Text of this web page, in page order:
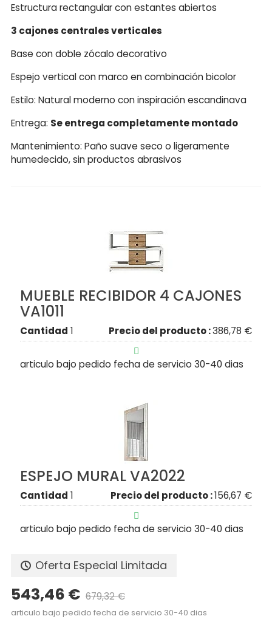
Estructura rectangular con estantes abiertos
3 cajones centrales verticales
Base con doble zócalo decorativo
Espejo vertical con marco en combinación bicolor
Estilo: Natural moderno con inspiración escandinava
Entrega: Se entrega completamente montado
Mantenimiento: Paño suave seco o ligeramente
humedecido, sin productos abrasivos
MUEBLE RECIBIDOR 4 CAJONES
VA1011
Cantidad 1 Precio del producto :386,78 €

articulo bajo pedido fecha de servicio 30-40 dias
ESPEJO MURAL VA2022
Cantidad 1 Precio del producto :156,67 €

articulo bajo pedido fecha de servicio 30-40 dias
Oferta Especial Limitada
543,46 € 679,32 €
articulo bajo pedido fecha de servicio 30-40 dias